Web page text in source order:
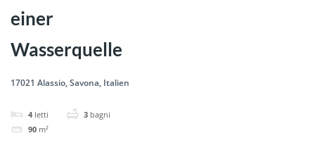
einer
Wasserquelle
17021 Alassio, Savona, Italien
4 letti 3 bagni
90 m²